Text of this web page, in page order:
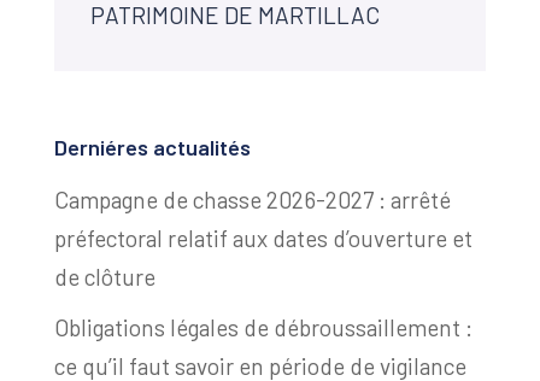
PATRIMOINE DE MARTILLAC
Derniéres actualités
Campagne de chasse 2026-2027 : arrêté
préfectoral relatif aux dates d’ouverture et
de clôture
Obligations légales de débroussaillement :
ce qu’il faut savoir en période de vigilance